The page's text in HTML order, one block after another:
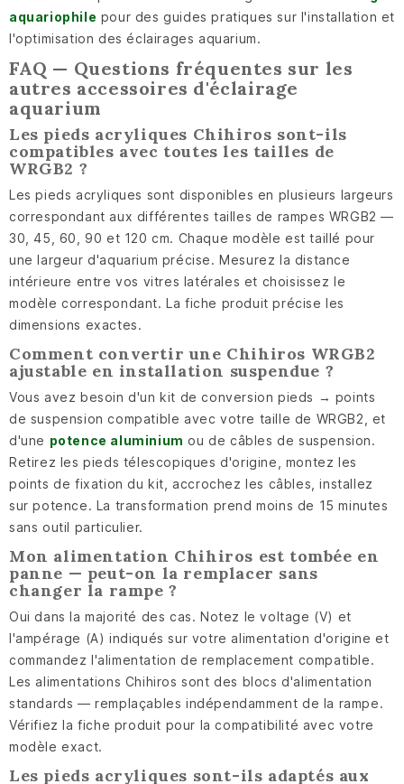
aquariophile pour des guides pratiques sur l'installation et
l'optimisation des éclairages aquarium.
FAQ — Questions fréquentes sur les
autres accessoires d'éclairage
aquarium
Les pieds acryliques Chihiros sont-ils
compatibles avec toutes les tailles de
WRGB2 ?
Les pieds acryliques sont disponibles en plusieurs largeurs
correspondant aux différentes tailles de rampes WRGB2 —
30, 45, 60, 90 et 120 cm. Chaque modèle est taillé pour
une largeur d'aquarium précise. Mesurez la distance
intérieure entre vos vitres latérales et choisissez le
modèle correspondant. La fiche produit précise les
dimensions exactes.
Comment convertir une Chihiros WRGB2
ajustable en installation suspendue ?
Vous avez besoin d'un kit de conversion pieds → points
de suspension compatible avec votre taille de WRGB2, et
d'une potence aluminium ou de câbles de suspension.
Retirez les pieds télescopiques d'origine, montez les
points de fixation du kit, accrochez les câbles, installez
sur potence. La transformation prend moins de 15 minutes
sans outil particulier.
Mon alimentation Chihiros est tombée en
panne — peut-on la remplacer sans
changer la rampe ?
Oui dans la majorité des cas. Notez le voltage (V) et
l'ampérage (A) indiqués sur votre alimentation d'origine et
commandez l'alimentation de remplacement compatible.
Les alimentations Chihiros sont des blocs d'alimentation
standards — remplaçables indépendamment de la rampe.
Vérifiez la fiche produit pour la compatibilité avec votre
modèle exact.
Les pieds acryliques sont-ils adaptés aux